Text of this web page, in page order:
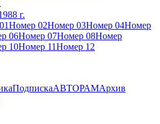
г.
Номер 02Номер 03Номер 04Номер
06Номер 07Номер 08Номер
10Номер 11Номер 12
ПодпискаАВТОРАМАрхив